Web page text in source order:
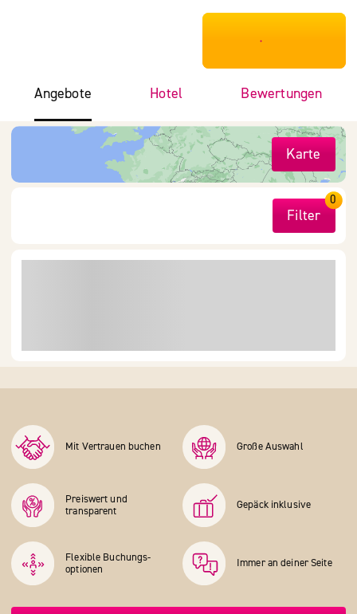
***************
Angebote Hotel Bewertungen
Karte
Filter
0
Mit Vertrauen buchen Große Auswahl
Preiswert und
transparent
Gepäck inklusive
Flexible Buchungs­
optionen
Immer an deiner Seite